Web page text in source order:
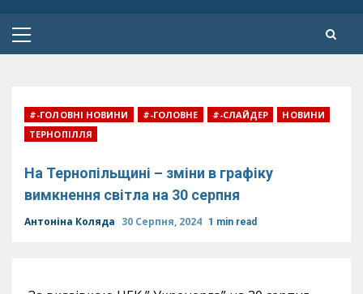
Primary
#-ГОЛОВНІ НОВИНИ #-ГОЛОВНЕ #-СЛАЙДЕР
НОВИНИ
ТЕРНОПІЛЛЯ
На Тернопільщині – зміни в графіку
вимкнення світла на 30 серпня
Антоніна Коляда 30 Серпня, 2024 1 min read